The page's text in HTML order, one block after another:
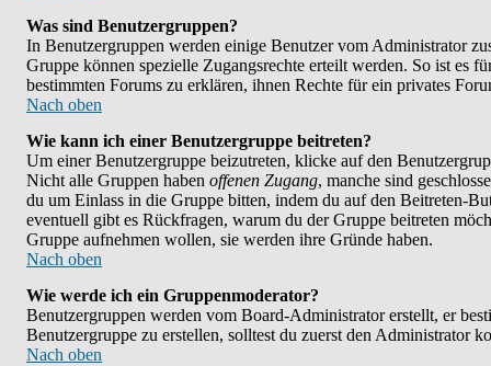
Was sind Benutzergruppen?
In Benutzergruppen werden einige Benutzer vom Administrator
Gruppe können spezielle Zugangsrechte erteilt werden. So ist es
bestimmten Forums zu erklären, ihnen Rechte für ein privates
Nach oben
Wie kann ich einer Benutzergruppe beitreten?
Um einer Benutzergruppe beizutreten, klicke auf den
Nicht alle Gruppen haben offenen Zugang, manche sind
du um Einlass in die Gruppe bitten, indem du auf den Beitreten-
eventuell gibt es Rückfragen, warum du der Gruppe beitreten
Gruppe aufnehmen wollen, sie werden ihre Gründe haben.
Nach oben
Wie werde ich ein Gruppenmoderator?
Benutzergruppen werden vom Board-Administrator erstellt, er
Benutzergruppe zu erstellen, solltest du zuerst den Administrator
Nach oben